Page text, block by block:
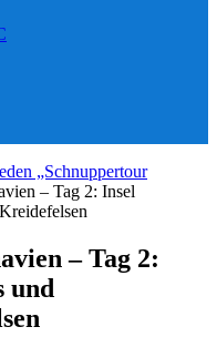
„Schnuppertour
– Tag 2: Insel
– Tag 2:
und